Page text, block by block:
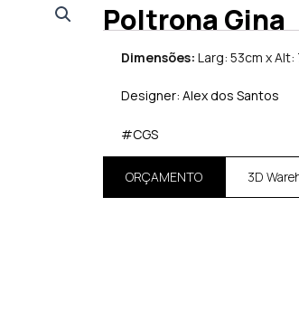
Poltrona Gina
Dimensões: Larg: 53cm x Alt:
Designer: Alex dos Santos
#CGS
ORÇAMENTO 3D